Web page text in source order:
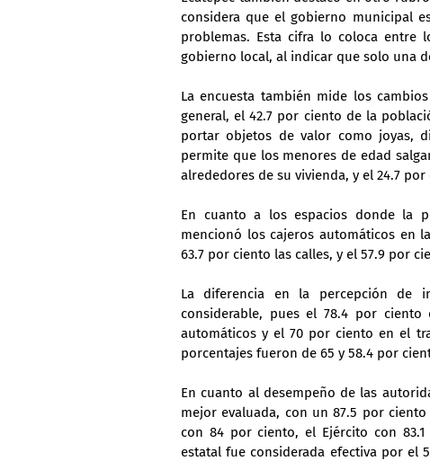
considera que el gobierno municipal
problemas. Esta cifra lo coloca entre
gobierno local, al indicar que solo una
La encuesta también mide los
general, el 42.7 por ciento de la
portar objetos de valor como joyas,
permite que los menores de edad
alrededores de su vivienda, y el 24.7
En cuanto a los espacios donde la
mencionó los cajeros automáticos en
63.7 por ciento las calles, y el 57.9 por
La diferencia en la percepción de
considerable, pues el 78.4 por
automáticos y el 70 por ciento en el
porcentajes fueron de 65 y 58.4 por
En cuanto al desempeño de las
mejor evaluada, con un 87.5 por
con 84 por ciento, el Ejército con
estatal fue considerada efectiva por el